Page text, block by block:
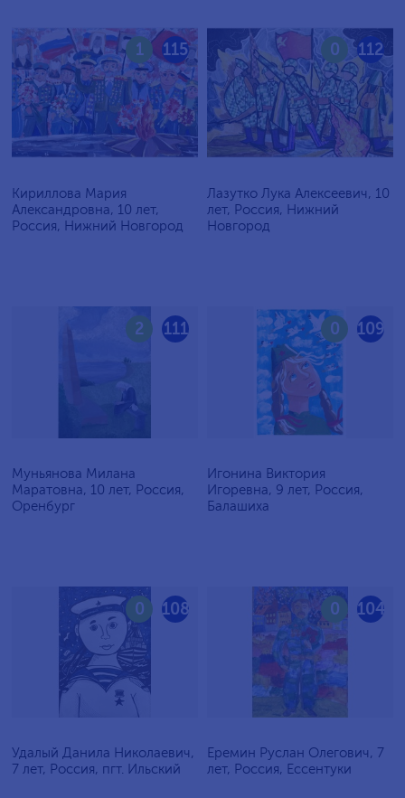
115
1
Кириллова Мария
Александровна, 10 лет,
Россия, Нижний Новгород
112
0
Лазутко Лука Алексеевич, 10
лет, Россия, Нижний
Новгород
111
2
Муньянова Милана
Маратовна, 10 лет, Россия,
Оренбург
109
0
Игонина Виктория
Игоревна, 9 лет, Россия,
Балашиха
108
0
Удалый Данила Николаевич,
7 лет, Россия, пгт. Ильский
104
0
Еремин Руслан Олегович, 7
лет, Россия, Ессентуки